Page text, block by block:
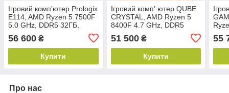
Ігровий комп'ютер Prologix
E114, AMD Ryzen 5 7500F
5.0 GHz, DDR5 32ГБ,
10GB
56 600 ₴
Купити
Ігровий комп' ютер QUBE
CRYSTAL, AMD Ryzen 5
8400F 4.7 GHz, DDR5
3070 8Gb
51 500₴
Купити
55
Про нас